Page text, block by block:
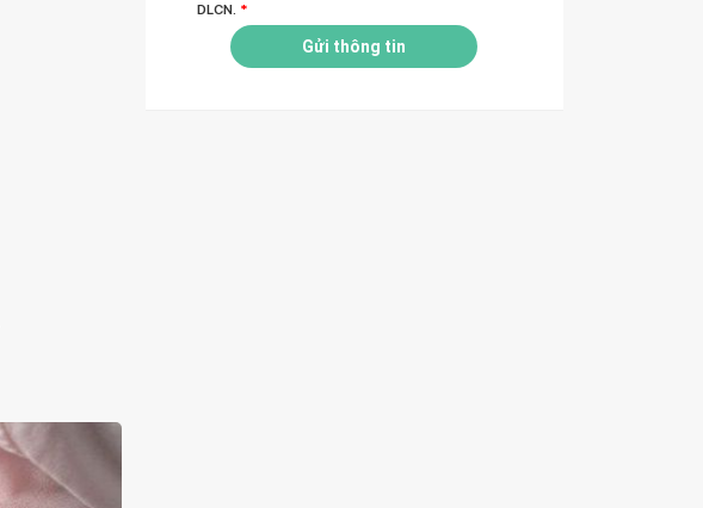
DLCN. *
Gửi thông tin